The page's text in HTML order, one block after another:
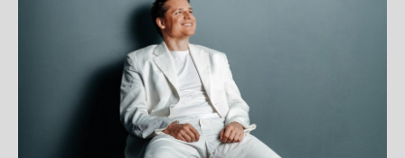
ИНСТРУМЕНТЫ
МАСШТАБИРОВАНИЯ
ЦЕЛЬ